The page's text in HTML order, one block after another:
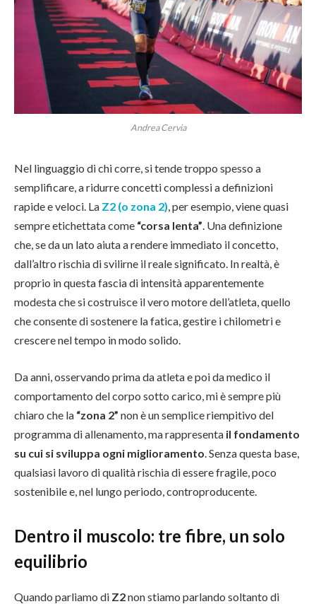
Andrea Cervia
Nel linguaggio di chi corre, si tende troppo spesso a
semplificare, a ridurre concetti complessi a definizioni
rapide e veloci. La Z2 (o zona 2), per esempio, viene quasi
sempre etichettata come “corsa lenta”. Una definizione
che, se da un lato aiuta a rendere immediato il concetto,
dall’altro rischia di svilirne il reale significato. In realtà, è
proprio in questa fascia di intensità apparentemente
modesta che si costruisce il vero motore dell’atleta, quello
che consente di sostenere la fatica, gestire i chilometri e
crescere nel tempo in modo solido.
Da anni, osservando prima da atleta e poi da medico il
comportamento del corpo sotto carico, mi è sempre più
chiaro che la “zona 2” non è un semplice riempitivo del
programma di allenamento, ma rappresenta il fondamento
su cui si sviluppa ogni miglioramento . Senza questa base,
qualsiasi lavoro di qualità rischia di essere fragile, poco
sostenibile e, nel lungo periodo, controproducente.
Dentro il muscolo: tre fibre, un solo
equilibrio
Quando parliamo di Z2non stiamo parlando soltanto di